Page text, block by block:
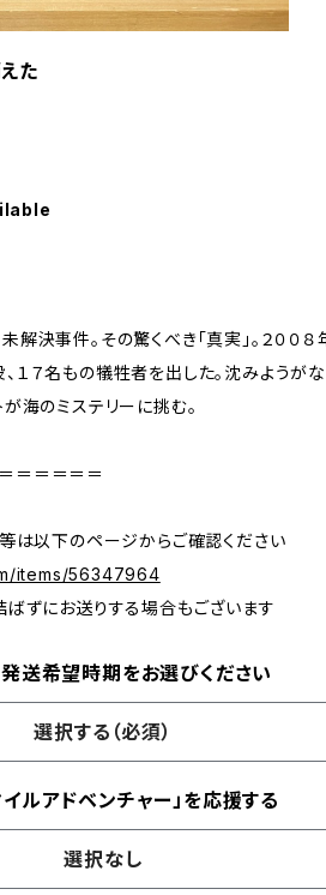
た
決事件。その驚くべき「真実」。２００
１７名もの犠牲者を出した。沈みようが
海のミステリーに挑む。
＝＝＝＝＝
は以下のページからご確認ください
items/56347964
ずにお送りする場合もございます
送希望時期をお選びください
選択する（必須）
ルアドベンチャー」を応援する
選択なし